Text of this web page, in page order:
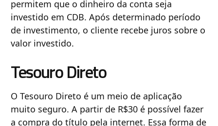
permitem que o dinheiro da conta seja
investido em CDB. Após determinado período
de investimento, o cliente recebe juros sobre o
valor investido.
Tesouro Direto
O Tesouro Direto é um meio de aplicação
muito seguro. A partir de R$30 é possível fazer
a compra do título pela internet. Essa forma de